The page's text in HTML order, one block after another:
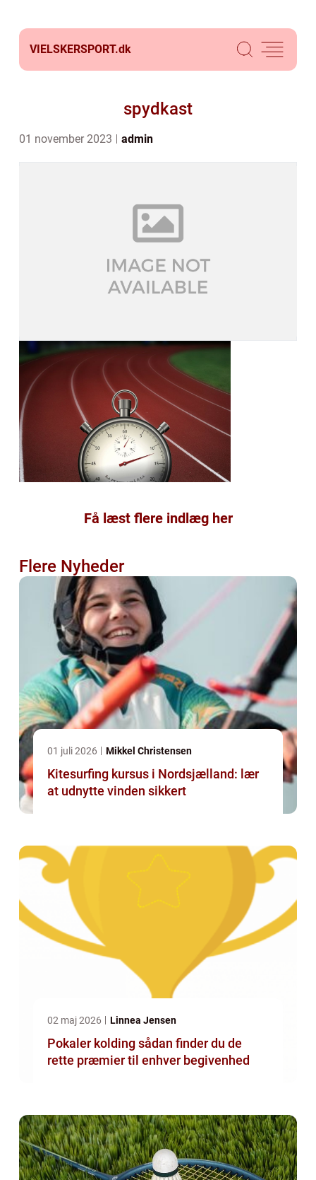
VIELSKERSPORT.dk
spydkast
01 november 2023 admin
Få læst flere indlæg her
Flere Nyheder
01 juli 2026 Mikkel Christensen
Kitesurfing kursus i Nordsjælland: lær
at udnytte vinden sikkert
02 maj 2026 Linnea Jensen
Pokaler kolding sådan finder du de
rette præmier til enhver begivenhed